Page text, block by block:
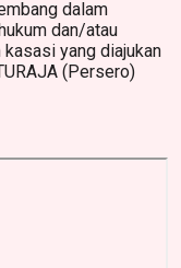
dalam
dan/atau
yang diajukan
(Persero)